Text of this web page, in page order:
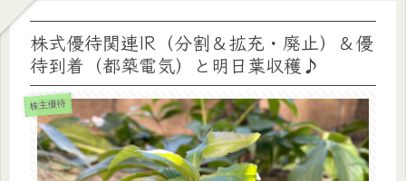
株式優待関連IR（分割＆拡充・廃止）＆優
待到着（都築電気）と明日葉収穫♪
株主優待